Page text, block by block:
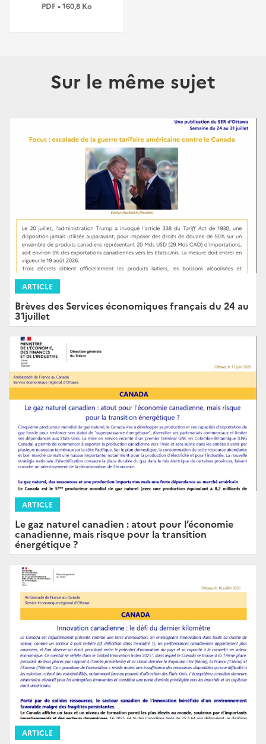
PDF • 160,8 Ko
Sur le même sujet
ARTICLE
Brèves des Services économiques français du 24 au
31juillet
ARTICLE
Le gaz naturel canadien : atout pour l’économie
canadienne, mais risque pour la transition
énergétique ?
ARTICLE